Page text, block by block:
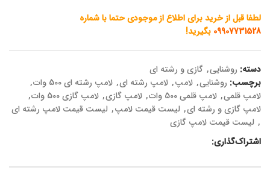
لطفا قبل از خرید برای اطلاع از موجودی حتما با شماره
09907731528 بگیرید!
دسته: روشنایی, گازی و رشته ای
برچسب: روشنایی, لامپ, لامپ رشته ای, لامپ رشته ای 500 وات
,
لامپ قلمی, لامپ قلمی 500 وات , لامپ گازی, لامپ گازی 500 وات
,
لامپ گازی و رشته ای, لیست قیمت لامپ, لیست قیمت لامپ رشته ای
, لیست قیمت لامپ گازی
اشتراک‌گذاری: